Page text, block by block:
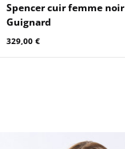
Spencer cuir femme noir Cuirs
Guignard
329,00 €